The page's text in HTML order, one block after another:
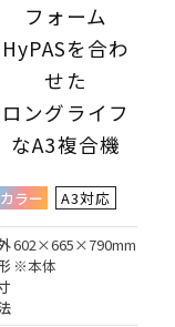
フォーム
HyPASを合わ
せた
ロングライフ
なA3複合機
カラー A3対応
602×665×790mm
※本体